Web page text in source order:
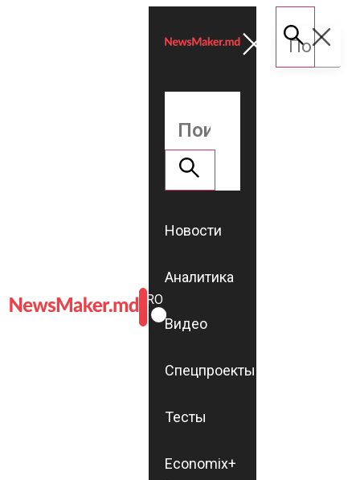
ROMÂNĂ
RU
Новости
Аналитика
Видео
Спецпроекты
Тесты
Economix+